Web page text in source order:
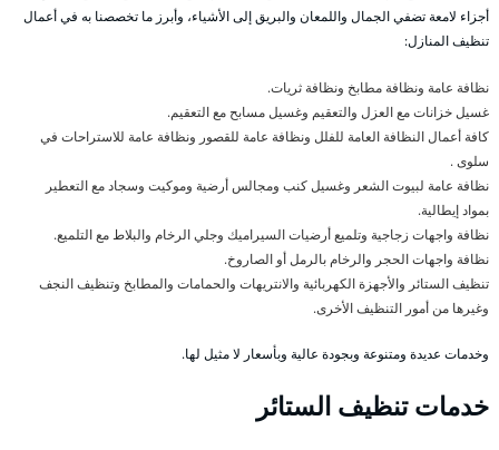
أجزاء لامعة تضفي الجمال واللمعان والبريق إلى الأشياء، وأبرز ما تخصصنا به في أعمال
تنظيف المنازل:
نظافة عامة ونظافة مطابخ ونظافة ثريات.
غسيل خزانات مع العزل والتعقيم وغسيل مسابح مع التعقيم.
كافة أعمال النظافة العامة للفلل ونظافة عامة للقصور ونظافة عامة للاستراحات في
سلوى .
نظافة عامة لبيوت الشعر وغسيل كنب ومجالس أرضية وموكيت وسجاد مع التعطير
بمواد إيطالية.
نظافة واجهات زجاجية وتلميع أرضيات السيراميك وجلي الرخام والبلاط مع التلميع.
نظافة واجهات الحجر والرخام بالرمل أو الصاروخ.
تنظيف الستائر والأجهزة الكهربائية والانتريهات والحمامات والمطابخ وتنظيف النجف
وغيرها من أمور التنظيف الأخرى.
وخدمات عديدة ومتنوعة وبجودة عالية وبأسعار لا مثيل لها.
خدمات تنظيف الستائر